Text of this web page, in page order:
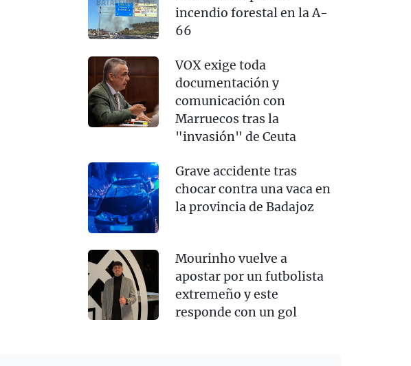
incendio forestal en la A-
66
VOX exige toda
documentación y
comunicación con
Marruecos tras la
"invasión" de Ceuta
Grave accidente tras
chocar contra una vaca en
la provincia de Badajoz
Mourinho vuelve a
apostar por un futbolista
extremeño y este
responde con un gol